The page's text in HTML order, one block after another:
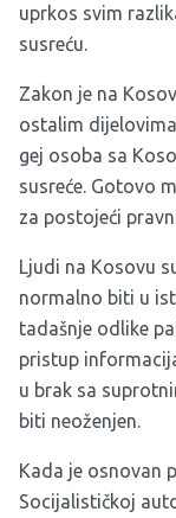
uprkos svim
susreću.
Zakon je na
ostalim
gej osoba sa
susreće. Gotovo
za postojeći
Ljudi na Kosovu
normalno biti u
tadašnje odlike
pristup
u brak sa
biti neoženjen.
Kada je osnovan
Socijalističkoj